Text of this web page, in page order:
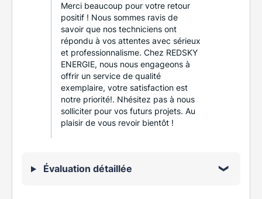
Merci beaucoup pour votre retour
positif ! Nous sommes ravis de
savoir que nos techniciens ont
répondu à vos attentes avec sérieux
et professionnalisme. Chez REDSKY
ENERGIE, nous nous engageons à
offrir un service de qualité
exemplaire, votre satisfaction est
notre priorité!. Nhésitez pas à nous
solliciter pour vos futurs projets. Au
plaisir de vous revoir bientôt !
Évaluation détaillée